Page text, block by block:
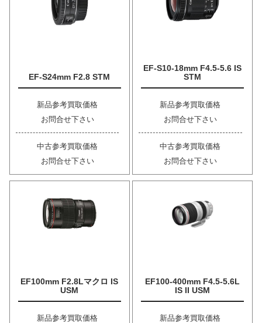
EF-S24mm F2.8 STM
新品参考買取価格
お問合せ下さい
中古参考買取価格
お問合せ下さい
EF-S10-18mm F4.5-5.6 IS
STM
新品参考買取価格
お問合せ下さい
中古参考買取価格
お問合せ下さい
EF100mm F2.8Lマクロ IS
USM
新品参考買取価格
EF100-400mm F4.5-5.6L
IS II USM
新品参考買取価格